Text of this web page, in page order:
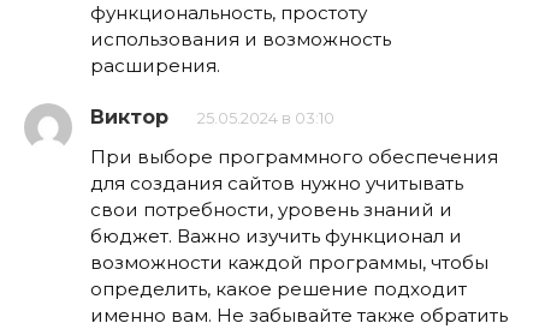
функциональность, простоту
использования и возможность
расширения.
Виктор 25.05.2024 в 03:10
При выборе программного обеспечения
для создания сайтов нужно учитывать
свои потребности, уровень знаний и
бюджет. Важно изучить функционал и
возможности каждой программы, чтобы
определить, какое решение подходит
именно вам. Не забывайте также обратить